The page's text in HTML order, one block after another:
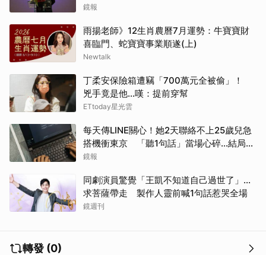
網絡
鏡報
雨揚老師》12生肖農曆7月運勢：牛寶寶財
喜臨門、蛇寶寶事業順遂(上)
Newtalk
丁柔安保險箱遭竊「700萬元全被偷」！
兇手竟是他...嘆：提前穿幫
ETtoday星光雲
每天傳LINE關心！她2天聯絡不上25歲兒急
搭機衝東京 「聽1句話」當場心碎...結局看
哭網
鏡報
同劇演員驚覺「王凱不知道自己過世了」...
求菩薩帶走 製作人靈前喊1句話惹哭全場
鏡週刊
轉發 (0)